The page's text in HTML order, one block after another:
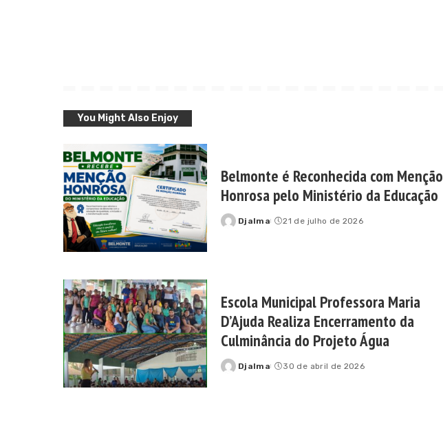
You Might Also Enjoy
Belmonte é Reconhecida com Menção
Honrosa pelo Ministério da Educação
Posted
Djalma 21 de julho de 2026
Escola Municipal Professora Maria
D’Ajuda Realiza Encerramento da
Culminância do Projeto Água
Posted
Djalma 30 de abril de 2026